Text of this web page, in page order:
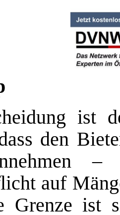
ist
den
–
auf
Grenze ist